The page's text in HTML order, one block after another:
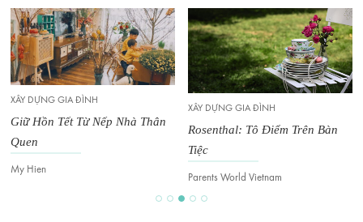
XÂY DỰNG GIA ĐÌNH
Giữ Hồn Tết Từ Nếp Nhà Thân
Quen
My Hien
XÂY DỰNG GIA ĐÌNH
Rosenthal: Tô Điểm Trên Bàn
Tiệc
Parents World Vietnam